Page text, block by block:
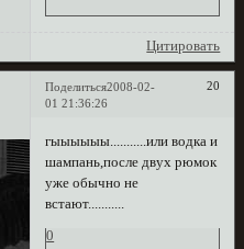
Цитировать
Поделиться 20
2008-02-
01 21:36:26
гыыыыыы...........или водка и
шампань,после двух рюмок
уже обычно не
встают...........
0